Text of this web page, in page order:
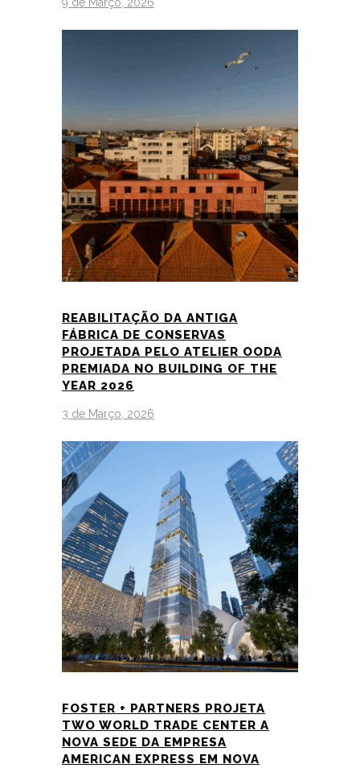
REABILITAÇÃO DA ANTIGA
FÁBRICA DE CONSERVAS
PROJETADA PELO ATELIER OODA
PREMIADA NO BUILDING OF THE
YEAR 2026
3 de Março, 2026
FOSTER + PARTNERS PROJETA
TWO WORLD TRADE CENTER A
NOVA SEDE DA EMPRESA
AMERICAN EXPRESS EM NOVA